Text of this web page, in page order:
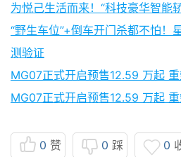
为悦己生活而来！“科技豪华智能
“野生车位”+倒车开门杀都不怕！
测验证
MG07正式开启预售12.59 万起
MG07正式开启预售12.59 万起
0 赞 0 踩 0